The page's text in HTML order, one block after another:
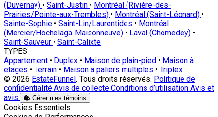
(Duvernay) • Saint-Justin • Montréal (Rivière-des-
Prairies/Pointe-aux-Trembles) • Montréal (Saint-Léonard) •
Sainte-Sophie • Saint-Lin/Laurentides • Montréal
(Mercier/Hochelaga-Maisonneuve) • Laval (Chomedey) •
Saint-Sauveur • Saint-Calixte
TYPES
Appartement • Duplex • Maison de plain-pied • Maison à
étages • Terrain • Maison à paliers multiples • Triplex
© 2026 EstateFunnel . Tous droits réservés. Politique de
confidentialité Avis de collecte Conditions d’utilisation Avis et
avis
Gérer mes témoins
Activer
Cookies Essentiels